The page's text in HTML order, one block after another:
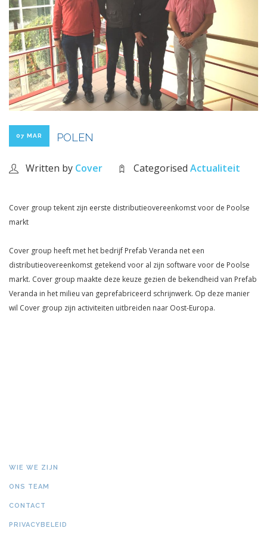
07 MAR POLEN
Written by Cover Categorised Actualiteit
Cover group tekent zijn eerste distributieovereenkomst voor de Poolse
markt
Cover group heeft met het bedrijf Prefab Veranda net een
distributieovereenkomst getekend voor al zijn software voor de Poolse
markt. Cover group maakte deze keuze gezien de bekendheid van Prefab
Veranda in het milieu van geprefabriceerd schrijnwerk. Op deze manier
wil Cover group zijn activiteiten uitbreiden naar Oost-Europa.
WIE WE ZIJN
ONS TEAM
CONTACT
PRIVACYBELEID